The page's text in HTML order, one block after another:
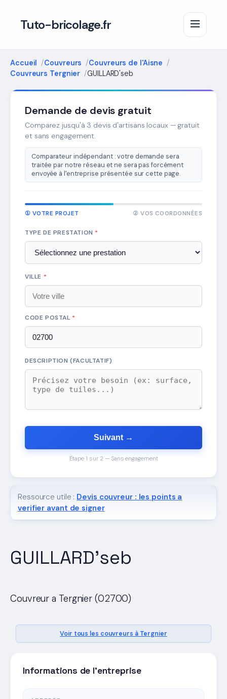
Tuto-bricolage.fr
Accueil Couvreurs
Couvreurs de l'Aisne
Couvreurs Tergnier
GUILLARD'seb
GUILLARD'seb
Couvreur a Tergnier (02700)
Voir tous les couvreurs à Tergnier
Informations de l'entreprise
Demande de devis gratuit
Comparez jusqu'à 3 devis d'artisans locaux — gratuit
et sans engagement.
Comparateur indépendant : votre demande sera
traitée par notre réseau et ne sera pas forcément
envoyée à l'entreprise présentée sur cette page.
① VOTRE PROJET ② VOS COORDONNÉES
TYPE DE PRESTATION *
VILLE *
CODE POSTAL *
DESCRIPTION (FACULTATIF)
Suivant →
Étape 1 sur 2 — Sans engagement
Ressource utile : Devis couvreur : les points a
verifier avant de signer